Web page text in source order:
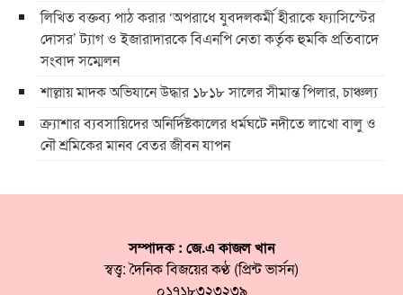
লিখিত বক্তব্য পাঠ করার ‘অপরাধে যুবদলকর্মী হীরাকে ফ্যাসিস্টের
দোসর’ ট্যাগ ও ইজারাদারকে বিএনপি নেতা কর্তৃক হুমকি প্রতিবাদে
সংবাদ সম্মেলন
শাল্লায় মাদক অভিযানে উদ্ধার ১৮১৮ সালের সীমান্ত পিলার, চাঞ্চল্য
ক্র্যাশার ব্যবসায়িদের অনির্দিষ্টকালের ধর্মঘটে নদীতে লাখো বালু ও
নৌ শ্রমিকের মানব বেতর জীবন যাপন
সম্পাদক : জে.এ কাজল খান
স্বত্ত্ব: দৈনিক বিজয়ের কণ্ঠ (প্রিন্ট ভার্সন)
০১৭১৮৩২৩২৩৯